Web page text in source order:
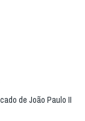
de João Paulo II